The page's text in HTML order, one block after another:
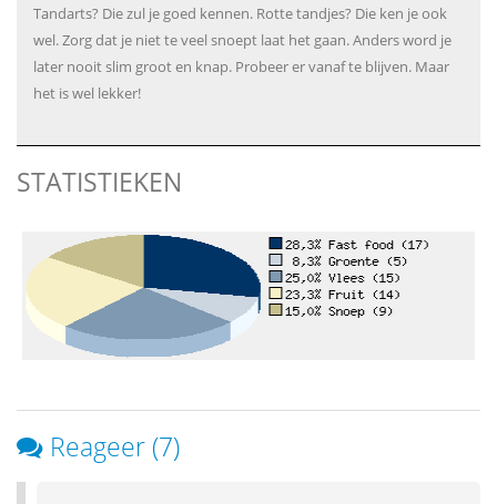
Tandarts? Die zul je goed kennen. Rotte tandjes? Die ken je ook
wel. Zorg dat je niet te veel snoept laat het gaan. Anders word je
later nooit slim groot en knap. Probeer er vanaf te blijven. Maar
het is wel lekker!
STATISTIEKEN
Reageer (7)